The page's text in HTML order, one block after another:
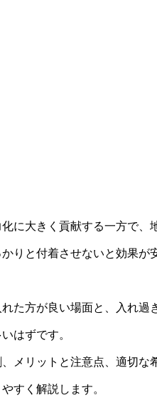
に大きく貢献する一方で、
りと付着させないと効果が
た方が良い場面と、入れ過
はずです。
メリットと注意点、適切な
すく解説します。